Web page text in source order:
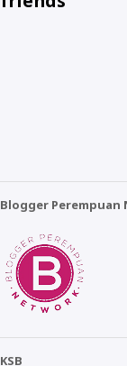
Blogger Perempuan
KSB